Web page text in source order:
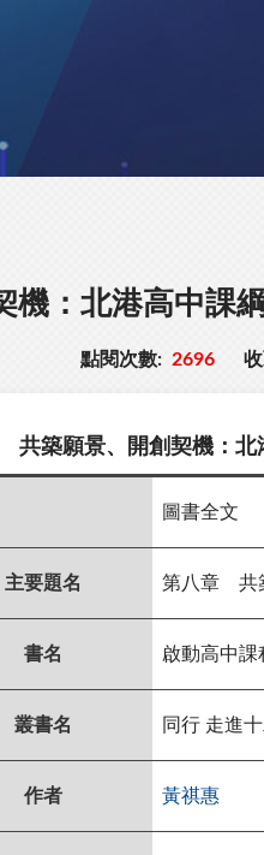
：北港高中課
點閱次數: 2696
共築願景、開創契機：北
圖書全文
主要題名 第八章 共
書名 啟動高中課
叢書名 同行 走進
作者 黃祺惠